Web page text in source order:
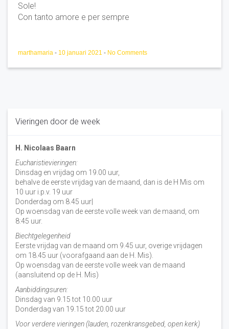
Sole!
Con tanto amore e per sempre
marthamaria - 10 januari 2021 - No Comments
Vieringen door de week
H. Nicolaas Baarn
Eucharistievieringen:
Dinsdag en vrijdag om 19.00 uur,
behalve de eerste vrijdag van de maand, dan is de H Mis om
10 uur i.p.v. 19 uur
Donderdag om 8.45 uur|
Op woensdag van de eerste volle week van de maand, om
8:45 uur.
Biechtgelegenheid
Eerste vrijdag van de maand om 9.45 uur, overige vrijdagen
om 18.45 uur (voorafgaand aan de H. Mis).
Op woensdag van de eerste volle week van de maand
(aansluitend op de H. Mis)
Aanbiddingsuren:
Dinsdag van 9.15 tot 10.00 uur
Donderdag van 19.15 tot 20.00 uur
Voor verdere vieringen (lauden, rozenkransgebed, open kerk)